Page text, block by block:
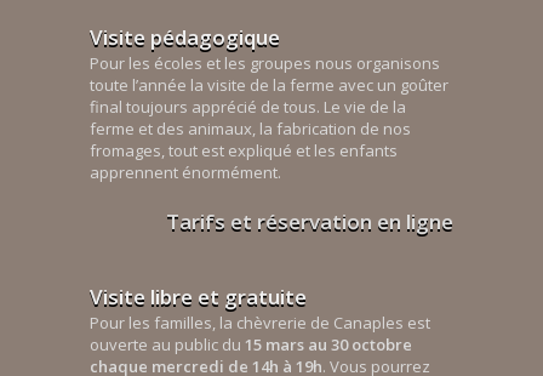
Visite pédagogique
Pour les écoles et les groupes nous organisons
toute l’année la visite de la ferme avec un goûter
final toujours apprécié de tous. Le vie de la
ferme et des animaux, la fabrication de nos
fromages, tout est expliqué et les enfants
apprennent énormément.
Tarifs et réservation en ligne
Visite libre et gratuite
Pour les familles, la chèvrerie de Canaples est
ouverte au public du 15 mars au 30 octobre
chaque mercredi de 14h à 19h. Vous pourrez